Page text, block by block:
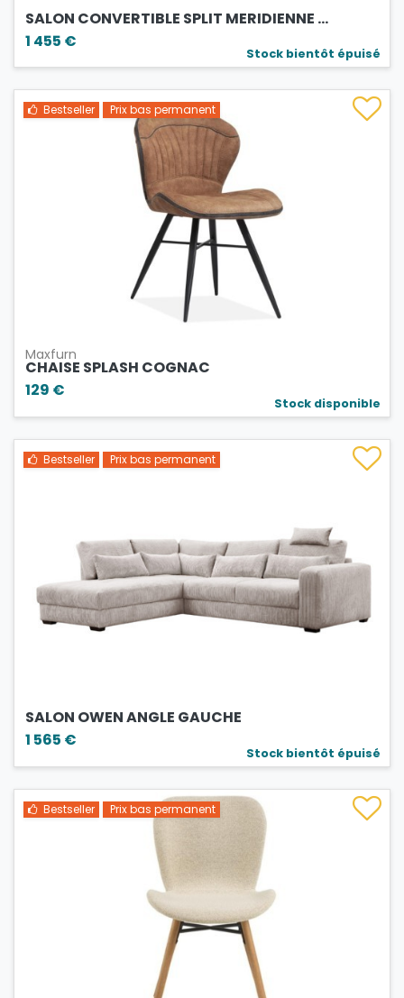
SALON CONVERTIBLE SPLIT MERIDIENNE ...
1 455 €
Stock bientôt épuisé
Bestseller Prix bas permanent
Maxfurn
CHAISE SPLASH COGNAC
129 €
Stock disponible
Bestseller Prix bas permanent
SALON OWEN ANGLE GAUCHE
1 565 €
Stock bientôt épuisé
Bestseller Prix bas permanent